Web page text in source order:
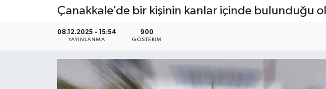
Çanakkale’de bir kişinin kanlar içinde bulunduğu
08.12.2025 - 15:54
YAYINLANMA
900
GÖSTERIM